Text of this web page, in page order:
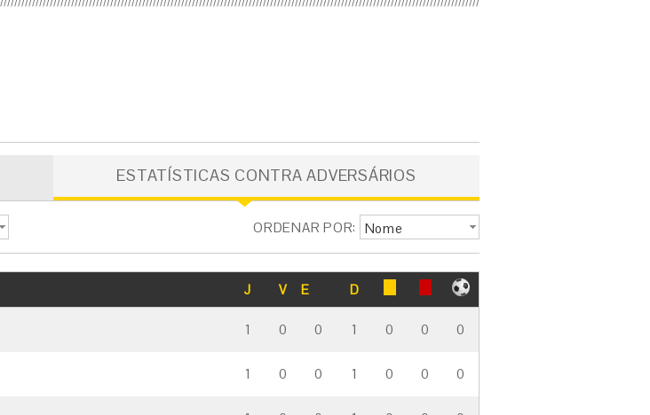
ESTATÍSTICAS CONTRA ADVERSÁRIOS
ORDENAR POR: Nome
J V E D
1 0 0 1 0 0 0
1 0 0 1 0 0 0